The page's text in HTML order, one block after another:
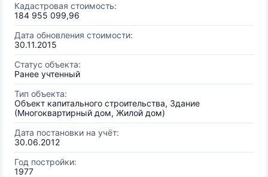
Кадастровая стоимость:
184 955 099,96
Дата обновления стоимости:
30.11.2015
Статус объекта:
Ранее учтенный
Тип объекта:
Объект капитального строительства, Здание
(Многоквартирный дом, Жилой дом)
Дата постановки на учёт:
30.06.2012
Год постройки:
1977